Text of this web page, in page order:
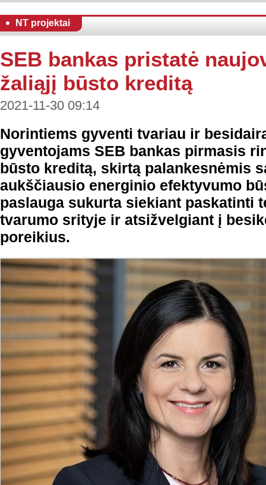
NT projektai
SEB bankas pristatė
žaliąjį būsto kreditą
2021-11-30 09:14
Norintiems gyventi tvariau ir
gyventojams SEB bankas pirmasis
būsto kreditą, skirtą palankesnėmis
aukščiausio energinio efektyvumo
paslauga sukurta siekiant paskatinti
tvarumo srityje ir atsižvelgiant į
poreikius.